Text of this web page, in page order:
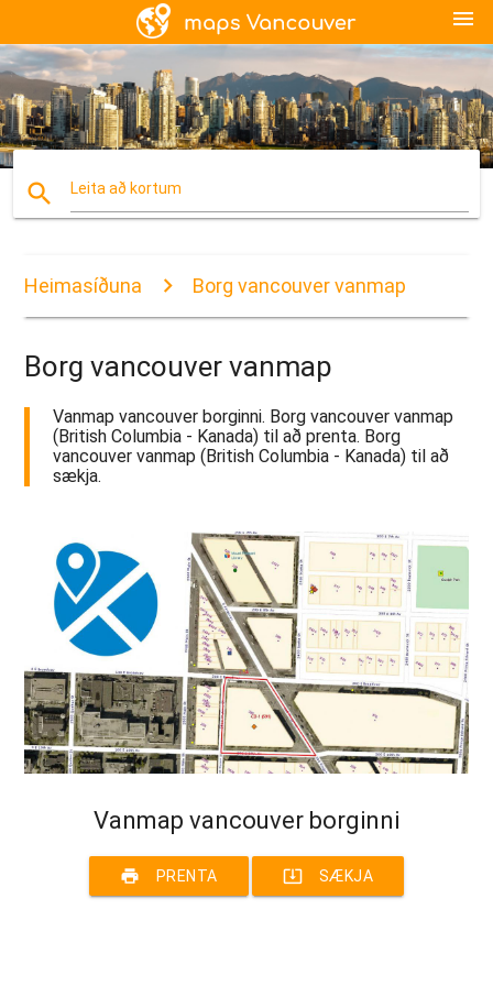
menu
search Leita að kortum
Heimasíðuna Borg vancouver vanmap
Borg vancouver vanmap
Vanmap vancouver borginni. Borg vancouver vanmap
(British Columbia - Kanada) til að prenta. Borg
vancouver vanmap (British Columbia - Kanada) til að
sækja.
Vanmap vancouver borginni
print PRENTA system_update_alt SÆKJA